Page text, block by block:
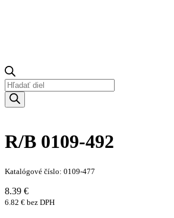
Products
search
R/B 0109-492
Katalógové číslo: 0109-477
8.39 €
6.82 € bez DPH